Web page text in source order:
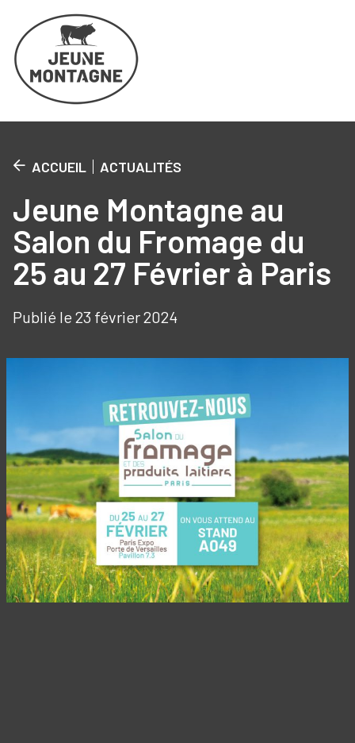
ACCUEIL ACTUALITÉS
Jeune Montagne au
Salon du Fromage du
25 au 27 Février à Paris
Publié le 23 février 2024
Cookies management panel